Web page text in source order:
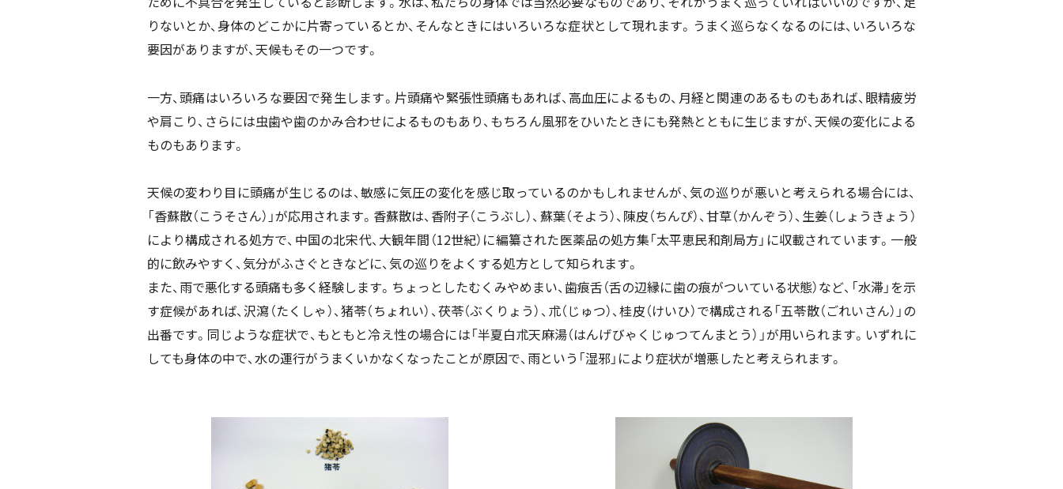
りないとか、身体のどこかに片寄っているとか、そんなときにはいろいろな症状として現れます。うまく巡らなくなるのには、いろいろな
要因がありますが、天候もその一つです。
一方、頭痛はいろいろな要因で発生します。片頭痛や緊張性頭痛もあれば、高血圧によるもの、月経と関連のあるものもあれば、眼精疲労
や肩こり、さらには虫歯や歯のかみ合わせによるものもあり、もちろん風邪をひいたときにも発熱とともに生じますが、天候の変化による
ものもあります。
天候の変わり目に頭痛が生じるのは、敏感に気圧の変化を感じ取っているのかもしれませんが、気の巡りが悪いと考えられる場合には、
「香蘇散（こうそさん）」が応用されます。香蘇散は、香附子（こうぶし）、蘇葉（そよう）、陳皮（ちんぴ）、甘草（かんぞう）、生姜（しょうきょう）
により構成される処方で、中国の北宋代、大観年間（12世紀）に編纂された医薬品の処方集「太平恵民和剤局方」に収載されています。一般
的に飲みやすく、気分がふさぐときなどに、気の巡りをよくする処方として知られます。
また、雨で悪化する頭痛も多く経験します。ちょっとしたむくみやめまい、歯痕舌（舌の辺縁に歯の痕がついている状態）など、「水滞」を示
す症候があれば、沢瀉（たくしゃ）、猪苓（ちょれい）、茯苓（ぶくりょう）、朮（じゅつ）、桂皮（けいひ）で構成される「五苓散（ごれいさん）」の
出番です。同じような症状で、もともと冷え性の場合には「半夏白朮天麻湯（はんげびゃくじゅつてんまとう）」が用いられます。いずれに
しても身体の中で、水の運行がうまくいかなくなったことが原因で、雨という「湿邪」により症状が増悪したと考えられます。